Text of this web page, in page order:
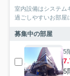
室内設備はシステム
過ごしやすいお部屋
募集中の部屋
5
5